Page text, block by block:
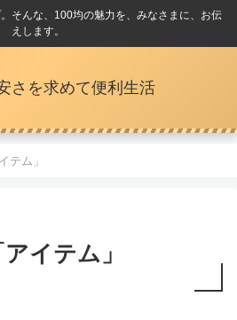
そんな、100均の魅力を、みなさまに、お伝
えします。
さを求めて便利生活
テム」
イテム」